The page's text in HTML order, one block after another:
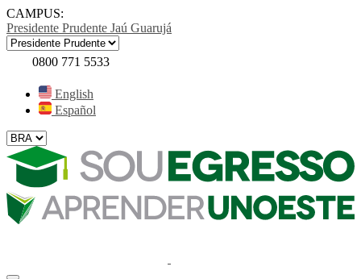
CAMPUS:
Presidente Prudente Jaú Guarujá
0800 771 5533
English
Español